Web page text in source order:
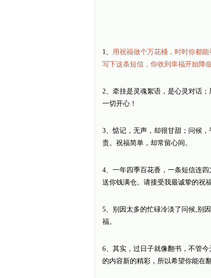
1、 用祝福做个万花桶，时时你都
写下这条短信，你收到幸福开始降
2、牵挂是灵魂絮语，是心灵对话
一切开心！
3、惦记，无声，却很甘甜；问候
贵。祝福简单，却常留心间。
4、一年四季百花香，一条短信连
送你钱满仓。请接受我最诚挚的祝
5、别因太多的忙碌冷淡了问候,别
福。
6、其实，过日子就像翻书，不管
的内容新的精彩，所以希望你能在